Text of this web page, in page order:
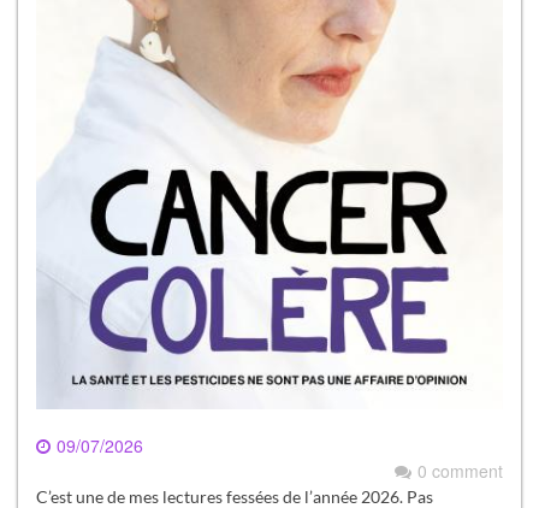
09/07/2026
0 comment
C’est une de mes lectures fessées de l’année 2026. Pas